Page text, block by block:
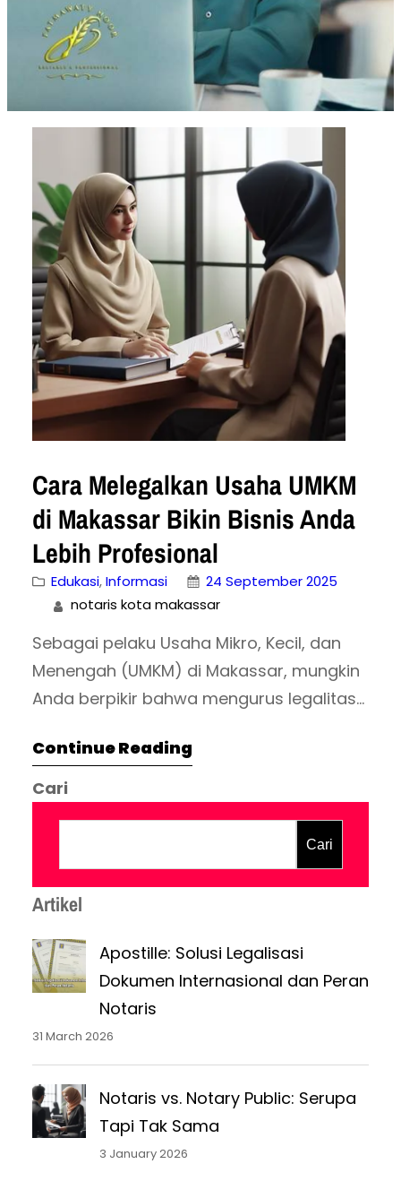
Cara Melegalkan Usaha UMKM
di Makassar Bikin Bisnis Anda
Lebih Profesional
Edukasi, Informasi
24 September 2025
notaris kota makassar
Sebagai pelaku Usaha Mikro, Kecil, dan
Menengah (UMKM) di Makassar, mungkin
Anda berpikir bahwa mengurus legalitas
menghabiskan waktu dan biaya. Padahal,
keputusan untuk melegalkan bisnis
adalah investasi terbaik yang bisa Anda
lakukan. Legalitas bukan sekadar soal izin,
tetapi kunci untuk membuka pintu-pintu
baru, mulai dari kemudahan akses modal
Continue Reading
Cari
Cari
Artikel
Apostille: Solusi Legalisasi
Dokumen Internasional dan Peran
Notaris
31 March 2026
Notaris vs. Notary Public: Serupa
Tapi Tak Sama
3 January 2026